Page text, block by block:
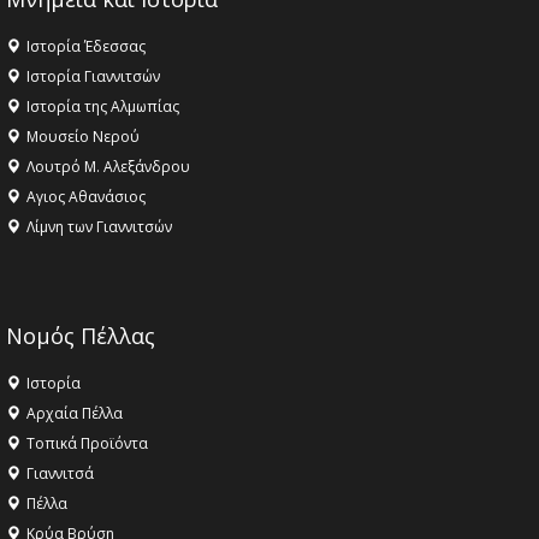
Ιστορία Έδεσσας
Ιστορία Γιαννιτσών
Ιστορία της Αλμωπίας
Μουσείο Νερού
Λουτρό Μ. Αλεξάνδρου
Αγιος Αθανάσιος
Λίμνη των Γιαννιτσών
Νομός Πέλλας
Ιστορία
Αρχαία Πέλλα
Τοπικά Προϊόντα
Γιαννιτσά
Πέλλα
Κρύα Βρύση